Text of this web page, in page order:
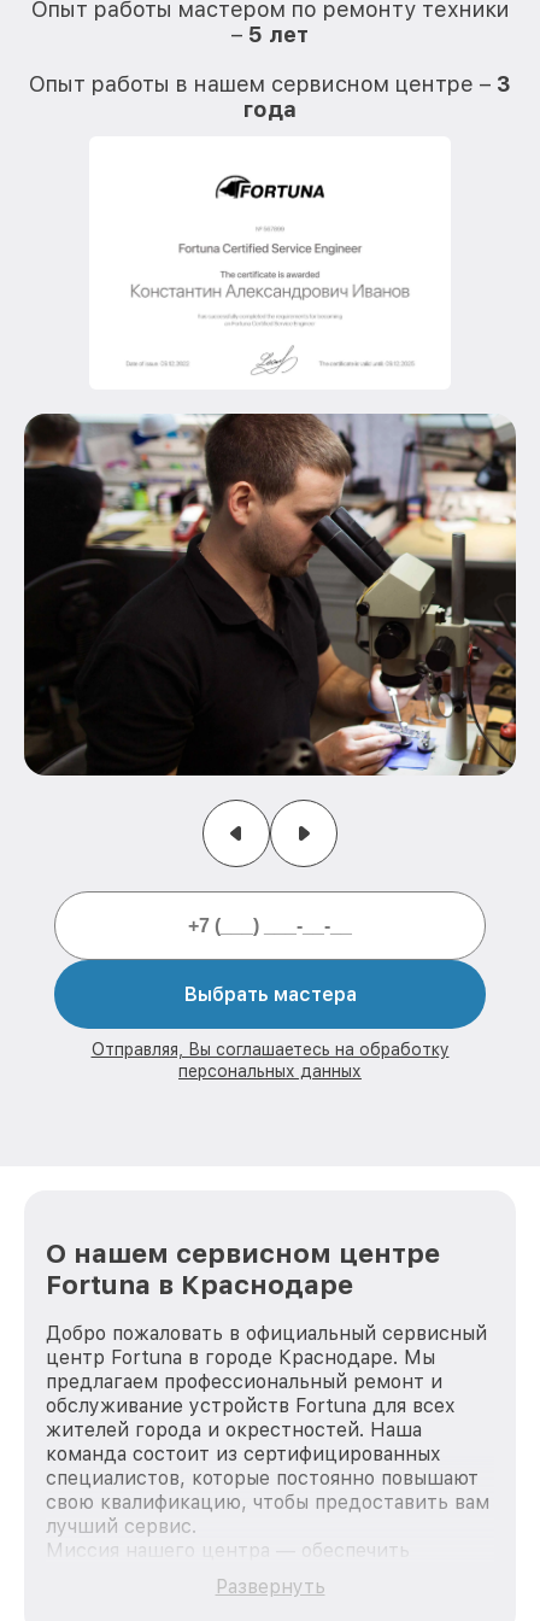
Опыт работы мастером по ремонту техники
– 5 лет
Опыт работы в нашем сервисном центре – 3
года
Выбрать мастера
Отправляя, Вы соглашаетесь на обработку
персональных данных
О нашем сервисном центре
Fortuna в Краснодаре
Добро пожаловать в официальный сервисный
центр Fortuna в городе Краснодаре. Мы
предлагаем профессиональный ремонт и
обслуживание устройств Fortuna для всех
жителей города и окрестностей. Наша
команда состоит из сертифицированных
специалистов, которые постоянно повышают
свою квалификацию, чтобы предоставить вам
лучший сервис.
Миссия нашего центра — обеспечить
качественный и доступный ремонт для
каждого пользователя продукции Fortuna, вне
Развернуть